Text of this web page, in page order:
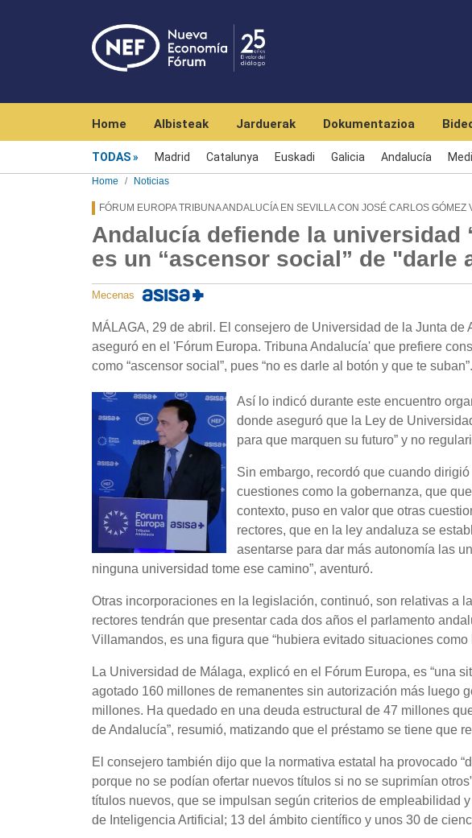
Home Albisteak Jarduerak Dokumentazioa
TODAS Madrid Catalunya Euskadi Galicia Andalucía
Home Noticias
FÓRUM EUROPA TRIBUNA ANDALUCÍA EN SEVILLA CON JOSÉ CARLOS GÓMEZ
Andalucía defiende la universidad
es un “ascensor social” de "darle
Mecenas
MÁLAGA, 29 de abril. El consejero de Universidad de la Junta
aseguró en el 'Fórum Europa. Tribuna Andalucía' que prefiere
como “ascensor social”, pues “no es darle al botón y que te suban”.
Así lo indicó durante este encuentro
donde aseguró que la Ley de
para que marquen su futuro” y no
Sin embargo, recordó que cuando
cuestiones como la gobernanza, que
contexto, puso en valor que otras
rectores, que en la ley andaluza se
asentarse para dar más autonomía las
ninguna universidad tome ese camino”, aventuró.
Otras incorporaciones en la legislación, continuó, son relativas a
rectores tendrán que presentar cada dos años el parlamento
Villamandos, es una figura que “hubiera evitado situaciones como
La Universidad de Málaga, explicó en el Fórum Europa, es “una
agotado 160 millones de remanentes sin autorización más luego
millones. Ha quedado en una deuda estructural de 47 millones
de Andalucía”, resumió, matizando que el préstamo se tiene que
El consejero también dijo que la normativa estatal ha provocado
porque no se podían ofertar nuevos títulos si no se suprimían
títulos nuevos, que se impulsan según criterios de empleabilidad
de Inteligencia Artificial; 13 del ámbito científico y unos 30 de